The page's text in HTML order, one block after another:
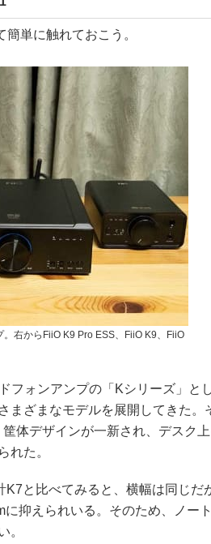
単に触れておこう。
右からFiiO K9 Pro ESS、FiiO K9、FiiO
フォンアンプの「Kシリーズ」と
まざまなモデルを展開してきた。
体デザインが一新され、デスク
れた。
と比べてみると、横幅は同じだ
抑えられいる。そのため、ノー
。